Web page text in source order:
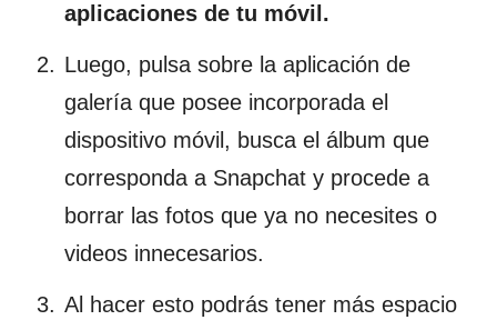
aplicaciones de tu móvil.
Luego, pulsa sobre la aplicación de
galería que posee incorporada el
dispositivo móvil, busca el álbum que
corresponda a Snapchat y procede a
borrar las fotos que ya no necesites o
videos innecesarios.
Al hacer esto podrás tener más espacio